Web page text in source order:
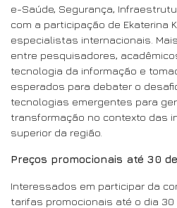
e-Saúde, Segurança,
com a participação de Ekaterina
especialistas internacionais.
entre pesquisadores,
tecnologia da informação e
esperados para debater o
tecnologias emergentes para
transformação no contexto das
superior da região.
Preços promocionais até 30
Interessados em participar da
tarifas promocionais até o dia